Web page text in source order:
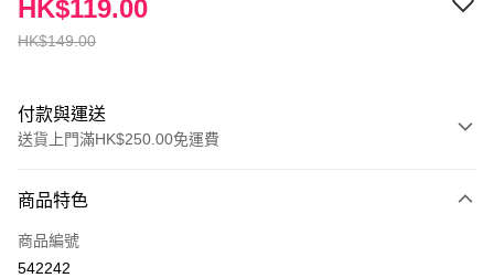
HK$149.00
HK$119.00
付款與運送
送貨上門滿HK$250.00免運費
信用卡
Apple Pay
商品特色
商品編號
542242